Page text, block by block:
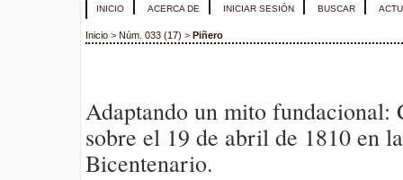
INICIO ACERCA DE INICIAR SESIÓN BUSCAR
Inicio > Núm. 033 (17) > Piñero
Adaptando un mito fundacional:
sobre el 19 de abril de 1810 en
Bicentenario.